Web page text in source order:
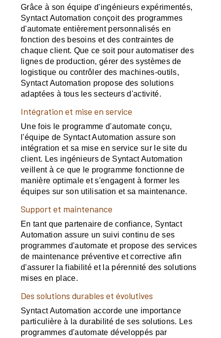
Grâce à son équipe d'ingénieurs expérimentés,
Syntact Automation conçoit des programmes
d'automate entièrement personnalisés en
fonction des besoins et des contraintes de
chaque client. Que ce soit pour automatiser des
lignes de production, gérer des systèmes de
logistique ou contrôler des machines-outils,
Syntact Automation propose des solutions
adaptées à tous les secteurs d'activité.
Intégration et mise en service
Une fois le programme d'automate conçu,
l'équipe de Syntact Automation assure son
intégration et sa mise en service sur le site du
client. Les ingénieurs de Syntact Automation
veillent à ce que le programme fonctionne de
manière optimale et s'engagent à former les
équipes sur son utilisation et sa maintenance.
Support et maintenance
En tant que partenaire de confiance, Syntact
Automation assure un suivi continu de ses
programmes d'automate et propose des services
de maintenance préventive et corrective afin
d'assurer la fiabilité et la pérennité des solutions
mises en place.
Des solutions durables et évolutives
Syntact Automation accorde une importance
particulière à la durabilité de ses solutions. Les
programmes d'automate développés par